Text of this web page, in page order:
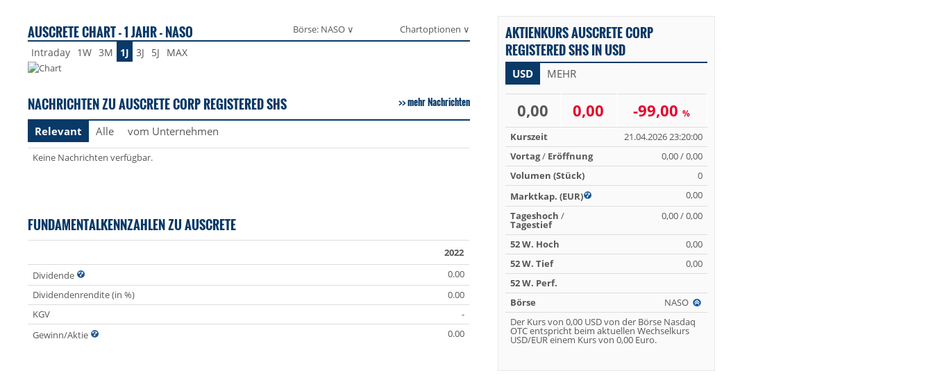
AUSCRETE CHART - 1 JAHR - NASO Börse: NASO ∨ Chartoptionen ∨
Intraday 1W 3M 1J 3J 5J MAX
NACHRICHTEN ZU AUSCRETE CORP REGISTERED SHS mehr Nachrichten
Relevant Alle vom Unternehmen
Keine Nachrichten verfügbar.
FUNDAMENTALKENNZAHLEN ZU AUSCRETE
2022
Dividende
0.00
Dividendenrendite (in %)
0.00
KGV
-
Gewinn/Aktie
0.00
AKTIENKURS AUSCRETE CORP
REGISTERED SHS IN USD
USD MEHR
0,00 0,00 -99,00%
Kurszeit
21.04.2026 23:20:00
Vortag/ Eröffnung
0,00 / 0,00
Volumen (Stück)
0
Marktkap. (EUR)
0,00
Tageshoch /
Tagestief
0,00 / 0,00
52 W. Hoch
0,00
52 W. Tief
0,00
52 W. Perf.
Börse
NASO
Der Kurs von 0,00 USD von der Börse Nasdaq
OTC entspricht beim aktuellen Wechselkurs
USD/EUR einem Kurs von 0,00 Euro.